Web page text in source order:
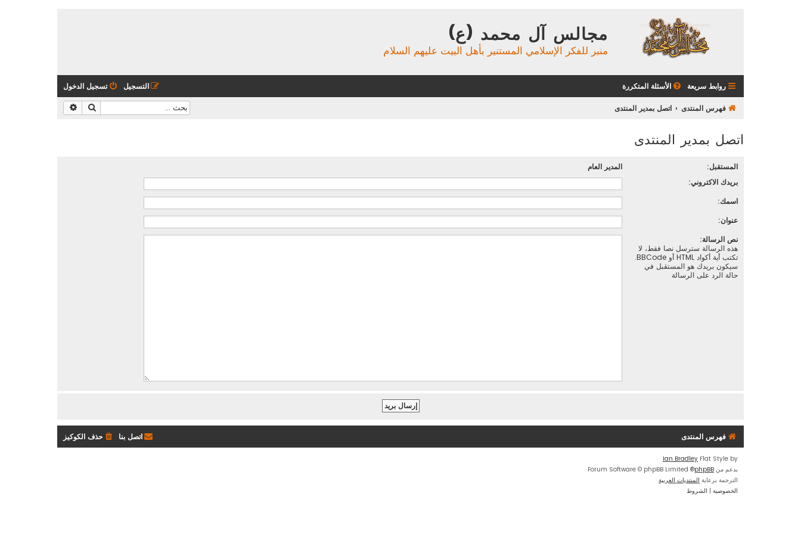
مجالس آل محمد (ع)
منبر للفكر الإسلامي المستنير بأهل البيت عليهم السلام
روابط سريعة الأسئلة المتكررة تسجيل الدخول التسجيل
فهرس المنتدى اتصل بمدير المنتدى بحث
اتصل بمدير المنتدى
المستقبل:
المدير العام
بريدك الاكتروني:
اسمك:
عنوان:
نص الرسالة:
هذه الرسالة سترسل نصا فقط، لا
تكتب أية أكواد HTML أو BBCode.
سيكون بريدك هو المستقبل في
حالة الرد على الرسالة
فهرس المنتدى حذف الكوكيز اتصل بنا
Flat Style by
Ian Bradley
بدعم من phpBB
® Forum Software © phpBB Limited
الترجمة برعاية المنتديات العربية
الخصوصية | الشروط